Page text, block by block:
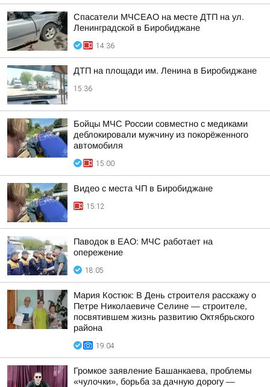
Спасатели МЧСЕАО на месте ДТП на ул.
Ленинградской в Биробиджане
14:36
ДТП на площади им. Ленина в Биробиджане
15:36
Бойцы МЧС России совместно с медиками
деблокировали мужчину из покорёженного
автомобиля
15:00
Видео с места ЧП в Биробиджане
15:12
Паводок в ЕАО: МЧС работает на
опережение
18:05
Мария Костюк: В День строителя расскажу о
Петре Николаевиче Селине — строителе,
посвятившем жизнь развитию Октябрьского
района
19:04
Громкое заявление Башанкаева, проблемы
«чулочки», борьба за дачную дорогу —